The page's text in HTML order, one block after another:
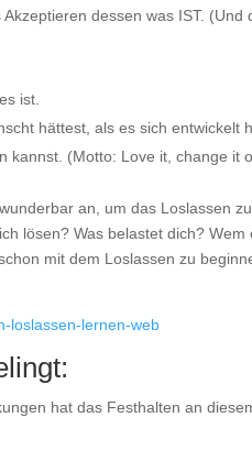
dessen was IST.
ist.
hättest, als es sich entwickelt
kannst. (Motto: Love it, change it
an, um das Loslassen
lösen? Was belastet dich?
mit dem Loslassen zu
hat das Festhalten an